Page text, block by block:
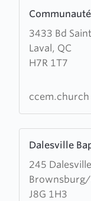
3433 Bd
Laval, QC
H7R 1T7
more
about
Communauté
Chretienne
duccem.church
Dalesville
245
J8G 1H3
more
about
Dalesville
Baptist